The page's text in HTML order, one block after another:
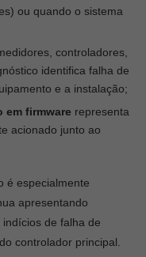
ou quando o sistema
controladores,
identifica falha de
e a instalação;
em firmware representa
acionado junto ao
é especialmente
apresentando
de falha de
controlador principal.